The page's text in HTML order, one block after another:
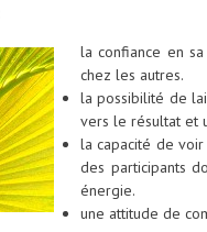
la confiance en
chez les autres.
la possibilité de
vers le résultat et
la capacité de
des participants
énergie.
une attitude de